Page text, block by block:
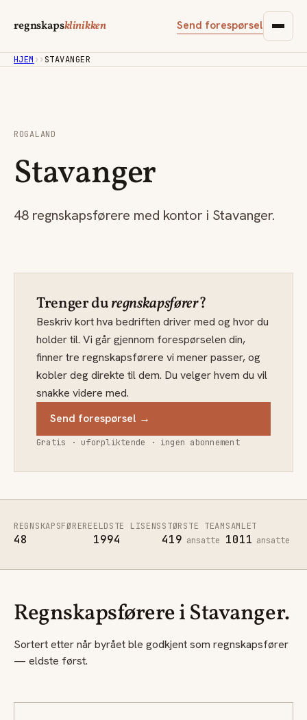
regnskapsklinikken Send forespørsel
HJEM › › STAVANGER
ROGALAND
Stavanger
48 regnskapsførere med kontor i Stavanger.
Trenger duregnskapsfører?
Beskriv kort hva bedriften driver med og hvor du
holder til. Vi går gjennom forespørselen din,
finner tre regnskapsførere vi mener passer, og
kobler deg direkte til dem. Du velger hvem du vil
snakke videre med.
Send forespørsel →
Gratis · uforpliktende · ingen abonnement
REGNSKAPSFØRERE
48
ELDSTE LISENS
1994
STØRSTE TEAM
419 ansatte
SAMLET
1011 ansatte
Regnskapsførere i Stavanger.
Sortert etter når byrået ble godkjent som regnskapsfører
— eldste først.